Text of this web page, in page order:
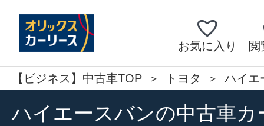
お気に入り 閲
【ビジネス】中古車TOP トヨタ ハイエ
ハイエースバンの中古車カ